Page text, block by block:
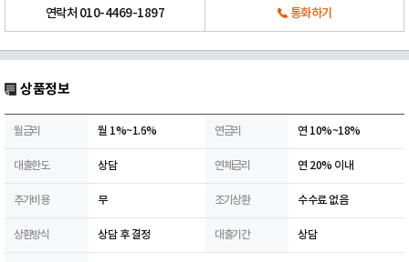
연락처 010-4469-1897 통화하기
상품정보
월금리 월 1%~1.6% 연금리 연 10%~18%
대출한도 상담 연체금리 연 20% 이내
추가비용 무 조기상환 수수료 없음
상환방식 상담 후 결정 대출기간 상담